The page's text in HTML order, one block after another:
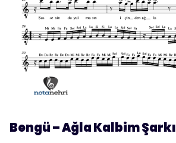
Bengü – Ağla Kalbim